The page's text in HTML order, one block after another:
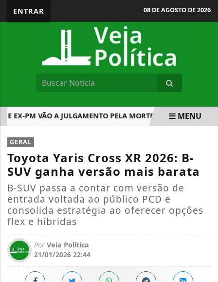
ENTRAR 08 DE AGOSTO DE 2026
PM VÃO A JULGAMENTO PELA MORTE DE ALCEBÍADES
EM ALTA
MENU
GERAL
Toyota Yaris Cross XR 2026: B-
SUV ganha versão mais barata
B-SUV passa a contar com versão de
entrada voltada ao público PCD e
consolida estratégia ao oferecer opções
flex e híbridas
Por Veia Política
21/01/2026 22:44